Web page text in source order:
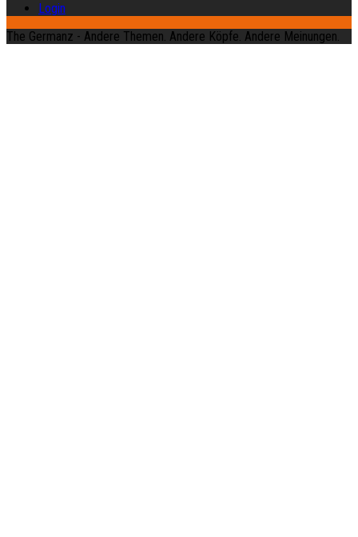
Login
The Germanz - Andere Themen. Andere Köpfe. Andere Meinungen.